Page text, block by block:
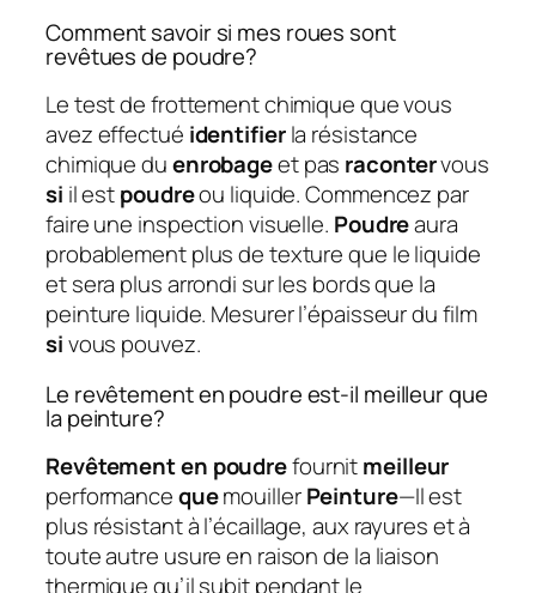
Comment savoir si mes roues sont
revêtues de poudre?
Le test de frottement chimique que vous
avez effectué identifierla résistance
chimique duenrobageet pas racontervous
si il estpoudreou liquide. Commencez par
faire une inspection visuelle. Poudreaura
probablement plus de texture que le liquide
et sera plus arrondi sur les bords que la
peinture liquide. Mesurer l’épaisseur du film
sivous pouvez.
Le revêtement en poudre est-il meilleur que
la peinture?
Revêtement en poudrefournitmeilleur
performancequemouillerPeinture—Il est
plus résistant à l’écaillage, aux rayures et à
toute autre usure en raison de la liaison
thermique qu’il subit pendant le